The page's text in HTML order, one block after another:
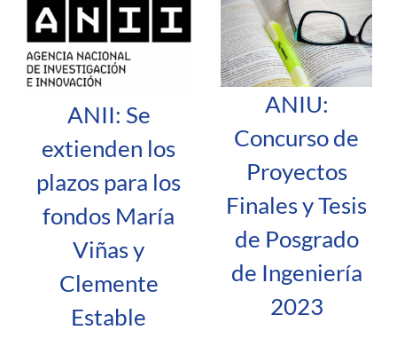
ANII: Se
extienden los
plazos para los
fondos María
Viñas y
Clemente
Estable
ANIU:
Concurso de
Proyectos
Finales y Tesis
de Posgrado
de Ingeniería
2023